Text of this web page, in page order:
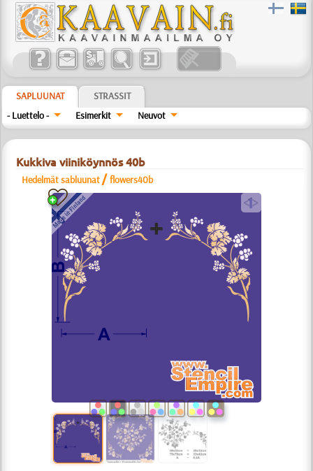
SAPLUUNAT
STRASSIT
- Luettelo -
Esimerkit Neuvot
Kukkiva viiniköynnös 40b
Hedelmät sabluunat /flowers40b
a